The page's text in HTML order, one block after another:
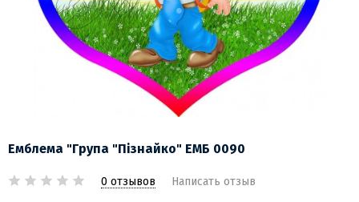
Емблема "Група "Пізнайко" ЕМБ 0090
0 отзывов Написать отзыв